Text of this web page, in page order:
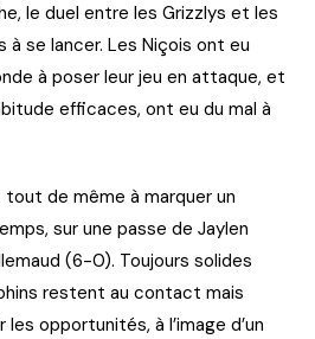
le duel entre les Grizzlys et les
à se lancer. Les Niçois ont eu
à poser leur jeu en attaque, et
efficaces, ont eu du mal à
de même à marquer un
sur une passe de Jaylen
(6-0). Toujours solides
restent au contact mais
opportunités, à l’image d’un